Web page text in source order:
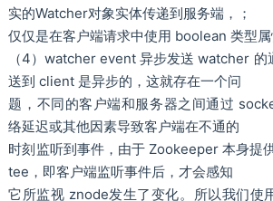
实的Watcher对象实体传递到服务端，；
仅仅是在客户端请求中使用 boolean 类型属
（4）watcher event 异步发送 watcher
送到 client 是异步的，这就存在一个问
题，不同的客户端和服务器之间通过
络延迟或其他因素导致客户端在不通的
时刻监听到事件，由于 Zookeeper 本身提
tee，即客户端监听事件后，才会感知
它所监视 znode发生了变化。所以我们使